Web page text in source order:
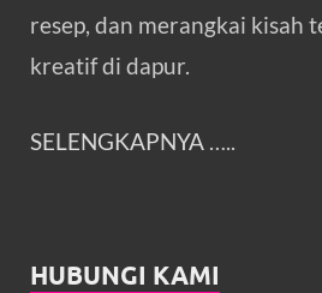
resep, dan merangkai kisah
kreatif di dapur.
SELENGKAPNYA …..
HUBUNGI KAMI